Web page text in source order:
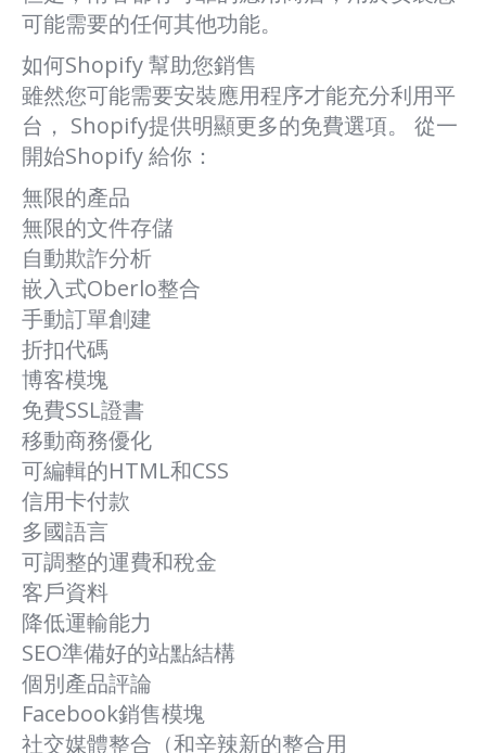
可能需要的任何其他功能。
如何Shopify 幫助您銷售
雖然您可能需要安裝應用程序才能充分利用平
台， Shopify提供明顯更多的免費選項。 從一
開始Shopify 給你：
無限的產品
無限的文件存儲
自動欺詐分析
嵌入式Oberlo整合
手動訂單創建
折扣代碼
博客模塊
免費SSL證書
移動商務優化
可編輯的HTML和CSS
信用卡付款
多國語言
可調整的運費和稅金
客戶資料
降低運輸能力
SEO準備好的站點結構
個別產品評論
Facebook銷售模塊
社交媒體整合（和辛辣新的整合用